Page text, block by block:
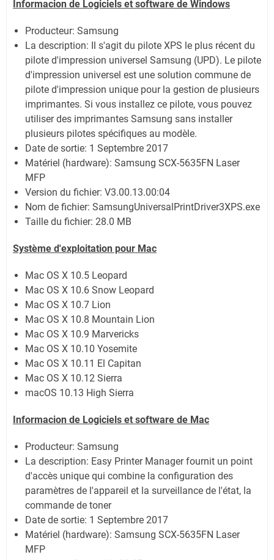
Informacion de Logiciels et software de Windows
Producteur: Samsung
La description: Il s'agit du pilote XPS le plus récent du
pilote d'impression universel Samsung (UPD). Le pilote
d'impression universel est une solution commune de
pilote d'impression unique pour la gestion de plusieurs
imprimantes. Si vous installez ce pilote, vous pouvez
utiliser des imprimantes Samsung sans installer
plusieurs pilotes spécifiques au modèle.
Date de sortie: 1 Septembre 2017
Matériel (hardware): Samsung SCX-5635FN Laser
MFP
Version du fichier: V3.00.13.00:04
Nom de fichier: SamsungUniversalPrintDriver3XPS.exe
Taille du fichier: 28.0 MB
Système d'exploitation pour Mac
Mac OS X 10.5 Leopard
Mac OS X 10.6 Snow Leopard
Mac OS X 10.7 Lion
Mac OS X 10.8 Mountain Lion
Mac OS X 10.9 Marvericks
Mac OS X 10.10 Yosemite
Mac OS X 10.11 El Capitan
Mac OS X 10.12 Sierra
macOS 10.13 High Sierra
Informacion de Logiciels et software de Mac
Producteur: Samsung
La description: Easy Printer Manager fournit un point
d'accès unique qui combine la configuration des
paramètres de l'appareil et la surveillance de l'état, la
commande de toner
Date de sortie: 1 Septembre 2017
Matériel (hardware): Samsung SCX-5635FN Laser
MFP